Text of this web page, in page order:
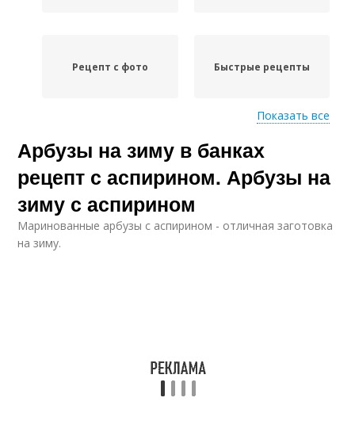
Рецепт с фото Быстрые рецепты
Вкусный рецепт Простые рецепты
Рецепт без
Показать все
Арбузы на зиму в банках
рецепт с аспирином. Арбузы на
зиму с аспирином
Маринованные арбузы с аспирином - отличная заготовка
на зиму.